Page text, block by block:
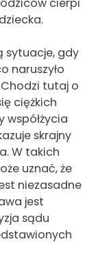
sytuacje, gdy
naruszyło
tutaj o
ciężkich
współżycia
skrajny
W takich
uznać, że
niezasadne
jest
sądu